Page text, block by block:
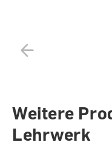
Weitere
Lehrwerk